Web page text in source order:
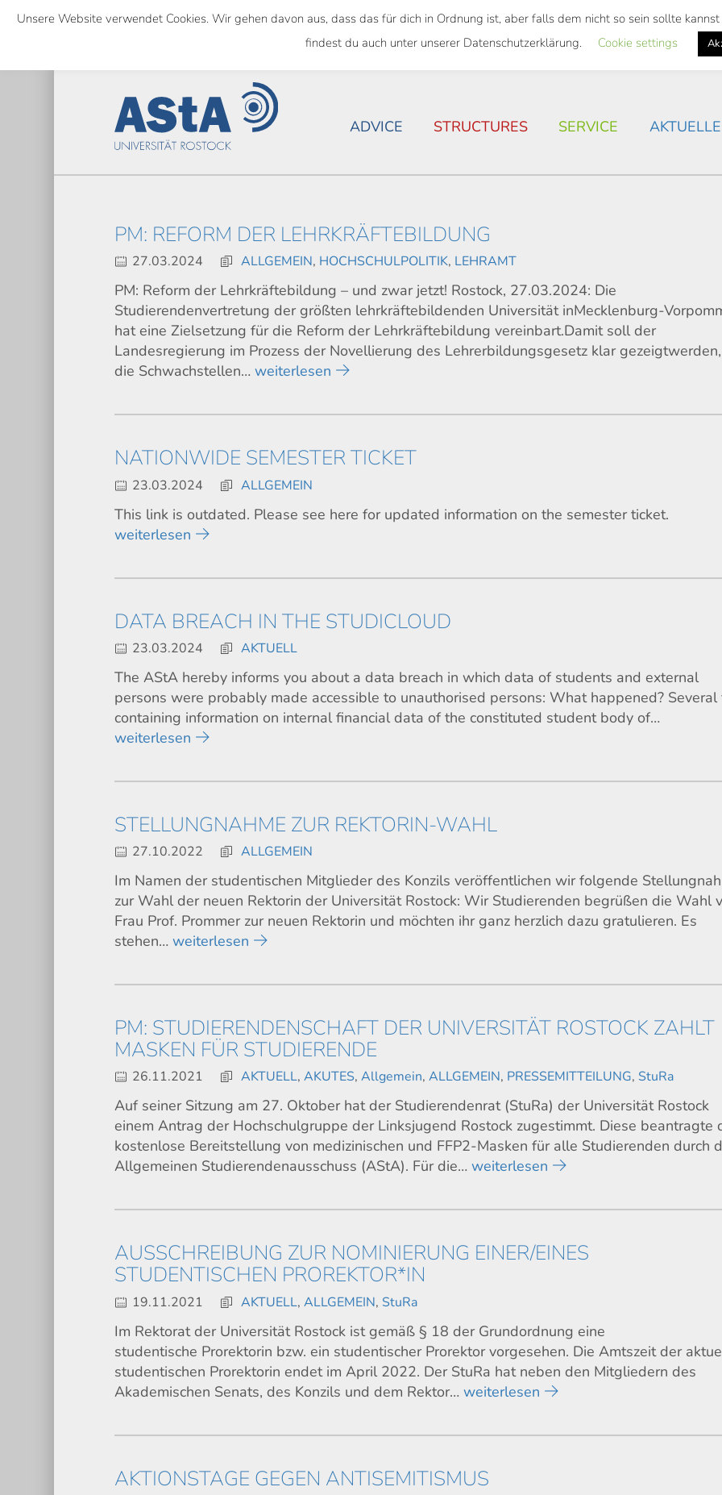
Skip
content
NATIONWIDE SEMESTER TICKET HOUSING SITUATION IN
ADVICE STRUCTURES SERVICE
PM: REFORM DER LEHRKRÄFTEBILDUNG
27.03.2024 ALLGEMEIN, HOCHSCHULPOLITIK, LEHRAMT
PM: Reform der Lehrkräftebildung – und zwar jetzt! Rostock, 27.03.2024: Die
Studierendenvertretung der größten lehrkräftebildenden Universität inMecklenburg-
hat eine Zielsetzung für die Reform der Lehrkräftebildung vereinbart.Damit soll der
Landesregierung im Prozess der Novellierung des Lehrerbildungsgesetz klar
die Schwachstellen…weiterlesen
NATIONWIDE SEMESTER TICKET
23.03.2024 ALLGEMEIN
This link is outdated. Please see here for updated information on the semester ticket.
weiterlesen
DATA BREACH IN THE STUDICLOUD
23.03.2024 AKTUELL
The AStA hereby informs you about a data breach in which data of students and external
persons were probably made accessible to unauthorised persons: What happened?
containing information on internal financial data of the constituted student body of…
weiterlesen
STELLUNGNAHME ZUR REKTORIN-WAHL
27.10.2022 ALLGEMEIN
Im Namen der studentischen Mitglieder des Konzils veröffentlichen wir folgende
zur Wahl der neuen Rektorin der Universität Rostock: Wir Studierenden begrüßen die Wahl
Frau Prof. Prommer zur neuen Rektorin und möchten ihr ganz herzlich dazu gratulieren. Es
stehen…weiterlesen
PM: STUDIERENDENSCHAFT DER UNIVERSITÄT ROSTOCK ZAHLT
MASKEN FÜR STUDIERENDE
26.11.2021 AKTUELL,AKUTES,Allgemein,ALLGEMEIN, PRESSEMITTEILUNG, StuRa
Auf seiner Sitzung am 27. Oktober hat der Studierendenrat (StuRa) der Universität Rostock
einem Antrag der Hochschulgruppe der Linksjugend Rostock zugestimmt. Diese beantragte
kostenlose Bereitstellung von medizinischen und FFP2-Masken für alle Studierenden durch
Allgemeinen Studierendenausschuss (AStA). Für die…weiterlesen
AUSSCHREIBUNG ZUR NOMINIERUNG EINER/EINES
STUDENTISCHEN PROREKTOR*IN
19.11.2021 AKTUELL,ALLGEMEIN, StuRa
Im Rektorat der Universität Rostock ist gemäß § 18 der Grundordnung eine
studentische Prorektorin bzw. ein studentischer Prorektor vorgesehen. Die Amtszeit der
studentischen Prorektorin endet im April 2022. Der StuRa hat neben den Mitgliedern des
Akademischen Senats, des Konzils und dem Rektor…weiterlesen
AKTIONSTAGE GEGEN ANTISEMITISMUS
Unsere Website verwendet Cookies. Wir gehen davon aus, dass das für dich in Ordnung ist, aber falls dem nicht so sein sollte
findest du auch unter unserer Datenschutzerklärung.
Cookie settings